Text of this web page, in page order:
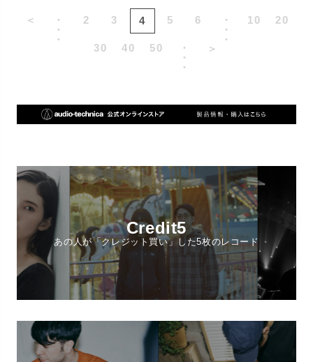
＜
・
・
・
2 3 4 5 6
・
・
・
10 20
30 40 50
・
・
・
＞
Credit5
あの人が「クレジット買い」した5枚のレコード